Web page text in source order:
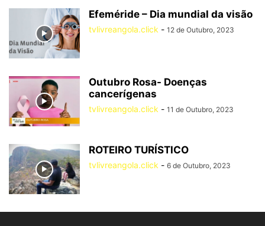
Efeméride – Dia mundial da visão
tvlivreangola.click - 12 de Outubro, 2023
Outubro Rosa- Doenças
cancerígenas
tvlivreangola.click - 11 de Outubro, 2023
ROTEIRO TURÍSTICO
tvlivreangola.click - 6 de Outubro, 2023